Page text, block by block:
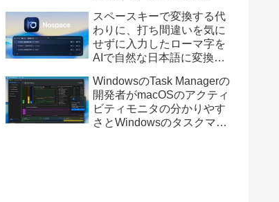
トーラの作成に対応。
スペースキーで変換する代
わりに、打ち間違いを気に
せずに入力したローマ字を
AIで自然な日本語に変換し
力アプリ「Nospace」がリ
リース。
WindowsのTask Managerの
開発者がmacOSのアクティ
ビティモニタの分かりやす
さとWindowsのタスクマネ